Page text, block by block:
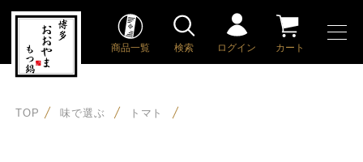
商品一覧 検索 ログイン カート
TOP 味で選ぶ トマト